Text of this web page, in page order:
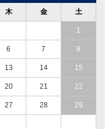
木 金 土
1
6 7 8
13 14 15
20 21 22
27 28 29